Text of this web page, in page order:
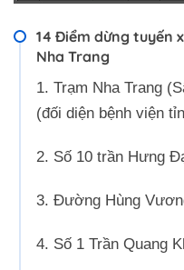
14 Điểm dừng tuyến
Nha Trang
1. Trạm Nha Trang
(đối diện bệnh viện
2. Số 10 trần Hưng
3. Đường Hùng
4. Số 1 Trần Quang